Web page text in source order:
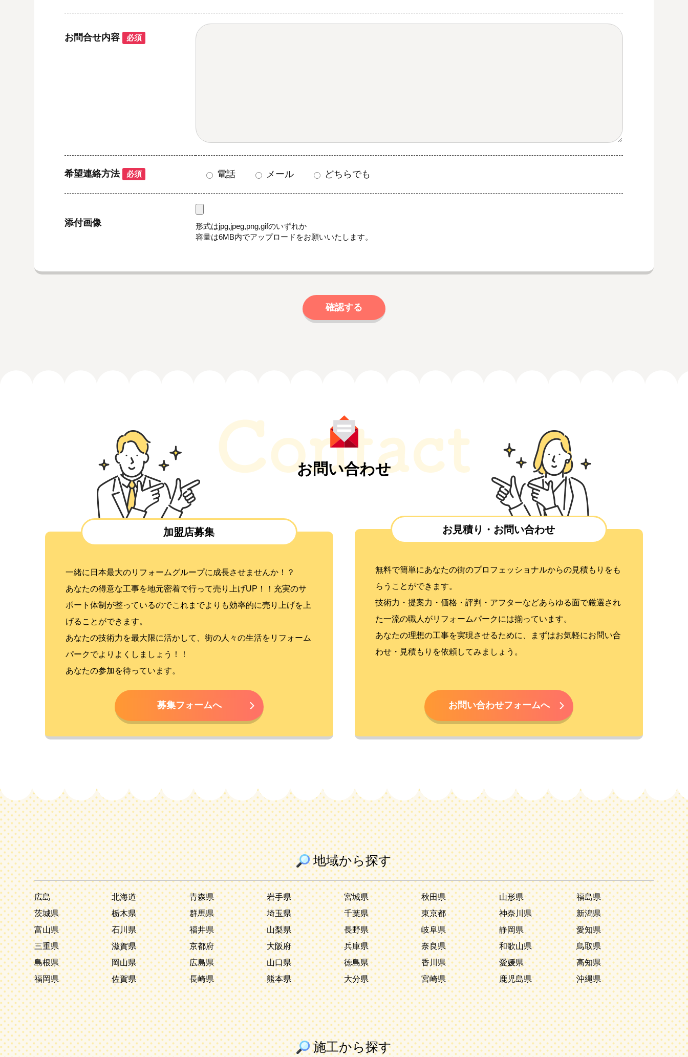
お問合せ内容 必須
希望連絡方法 必須 電話 メール どちらでも
添付画像
形式はjpg,jpeg,png,gifのいずれか
容量は6MB内でアップロードをお願いいたします。
お問い合わせ
加盟店募集
一緒に日本最大のリフォームグループに成長させませんか！？
あなたの得意な工事を地元密着で行って売り上げUP！！充実のサ
ポート体制が整っているのでこれまでよりも効率的に売り上げを上
げることができます。
あなたの技術力を最大限に活かして、街の人々の生活をリフォーム
パークでよりよくしましょう！！
あなたの参加を待っています。
募集フォームへ
お見積り・お問い合わせ
無料で簡単にあなたの街のプロフェッショナルからの見積もりをも
らうことができます。
技術力・提案力・価格・評判・アフターなどあらゆる面で厳選され
た一流の職人がリフォームパークには揃っています。
あなたの理想の工事を実現させるために、まずはお気軽にお問い合
わせ・見積もりを依頼してみましょう。
お問い合わせフォームへ
地域から探す
広島 北海道 青森県 岩手県 宮城県 秋田県 山形県
福島県
茨城県
栃木県 群馬県 埼玉県 千葉県 東京都 神奈川県
新潟県
富山県
石川県 福井県 山梨県 長野県 岐阜県 静岡県
愛知県
三重県
滋賀県 京都府 大阪府 兵庫県 奈良県 和歌山県
鳥取県
島根県
岡山県 広島県 山口県 徳島県 香川県 愛媛県
高知県
福岡県
佐賀県 長崎県 熊本県 大分県 宮崎県 鹿児島県 沖縄県
施工から探す